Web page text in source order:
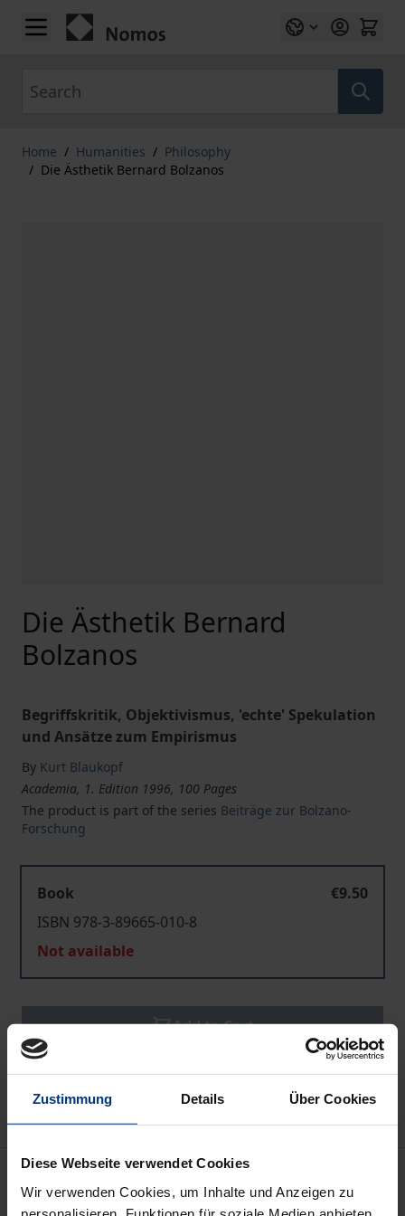
Zustimmung Details Über Cookies
Diese Webseite verwendet Cookies
Wir verwenden Cookies, um Inhalte und Anzeigen zu
Skip to Content
Home / Humanities / Philosophy
/ Die Ästhetik Bernard Bolzanos
Die Ästhetik Bernard
Bolzanos
Begriffskritik, Objektivismus, 'echte' Spekulation
und Ansätze zum Empirismus
By Kurt Blaukopf
Academia, 1. Edition 1996, 100 Pages
The product is part of the series Beiträge zur Bolzano-
Forschung
Book
€9.50
ISBN 978-3-89665-010-8
Not available
Add to Cart
Add to Wish List
Delivery cost notice
Description